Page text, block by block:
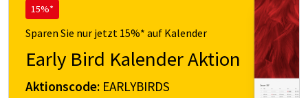
15%*
Sparen Sie nur jetzt 15%* auf Kalender
Early Bird Kalender Aktion
Aktionscode: EARLYBIRDS